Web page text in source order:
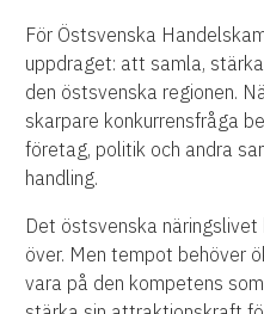
För Östsvenska
uppdraget: att samla,
den östsvenska regionen.
skarpare konkurrensfråga
företag, politik och andra
handling.
Det östsvenska
över. Men tempot behöver
vara på den kompetens